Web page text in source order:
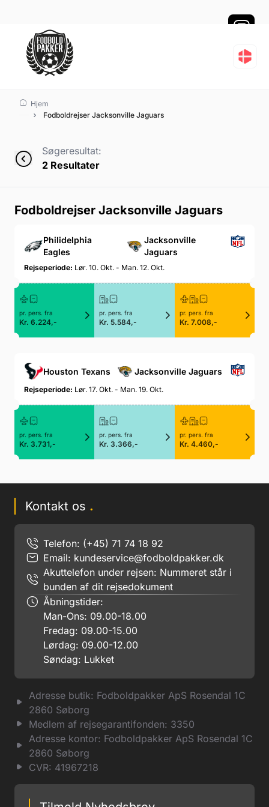
Fodboldrejser
Hjem
Fodboldrejser Jacksonville Jaguars
Søgeresultat:
2 Resultater
Fodboldrejser Jacksonville Jaguars
Philidelphia
Eagles
Jacksonville
Jaguars
Rejseperiode: Lør. 10. Okt. - Man. 12. Okt.
pr. pers. fra
Kr. 6.224,-
pr. pers. fra
Kr. 5.584,-
pr. pers. fra
Kr. 7.008,-
Houston Texans Jacksonville Jaguars
Rejseperiode: Lør. 17. Okt. - Man. 19. Okt.
pr. pers. fra
Kr. 3.731,-
pr. pers. fra
Kr. 3.366,-
pr. pers. fra
Kr. 4.460,-
Kontakt os .
Telefon: (+45) 71 74 18 92
Email: kundeservice@fodboldpakker.dk
Akuttelefon under rejsen: Nummeret står i
bunden af dit rejsedokument
Åbningstider:
Man-Ons: 09.00-18.00
Fredag: 09.00-15.00
Lørdag: 09.00-12.00
Søndag: Lukket
Adresse butik: Fodboldpakker ApS Rosendal 1C
2860 Søborg
Medlem af rejsegarantifonden: 3350
Adresse kontor: Fodboldpakker ApS Rosendal 1C
2860 Søborg
CVR: 41967218